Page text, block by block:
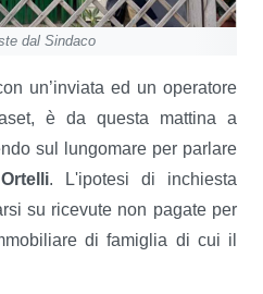
dal Sindaco
un’inviata ed un operatore
è da questa mattina a
sul lungomare per parlare
. L'ipotesi di inchiesta
su ricevute non pagate per
di famiglia di cui il